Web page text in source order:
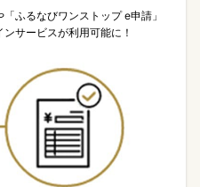
ふるなびワンストップ e申請」
サービスが利用可能に！